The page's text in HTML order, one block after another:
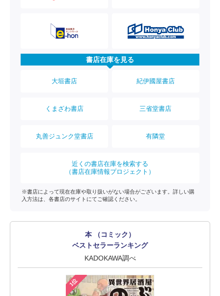
書店在庫を見る
大垣書店 紀伊國屋書店
くまざわ書店 三省堂書店
丸善ジュンク堂書店 有隣堂
近くの書店在庫を検索する
（書店在庫情報プロジェクト）
※書店によって現在在庫や取り扱いがない場合がございます。詳しい購
入方法は、各書店のサイトにてご確認ください。
本 （コミック）
ベストセラーランキング
KADOKAWA調べ
1位